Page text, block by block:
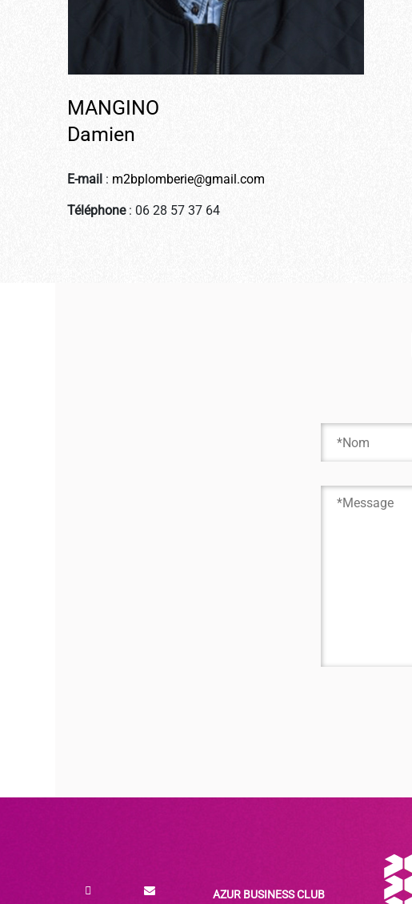
MANGINO
Damien
E-mail : m2bplomberie@gmail.com
Téléphone: 06 28 57 37 64
AZUR BUSINESS CLUB